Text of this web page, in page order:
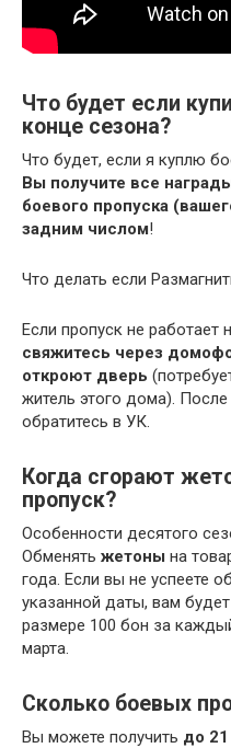
Что будет если
конце сезона?
Что будет, если я куплю
Вы получите все
боевого пропуска
задним числом!
Что делать если
Если пропуск не работает
свяжитесь через
откроют дверь
житель этого дома). После
обратитесь в УК.
Когда сгорают
пропуск?
Особенности десятого
Обменять жетоны на
года. Если вы не успеете
указанной даты, вам
размере 100 бон за
марта.
Сколько боевых
Вы можете получить до